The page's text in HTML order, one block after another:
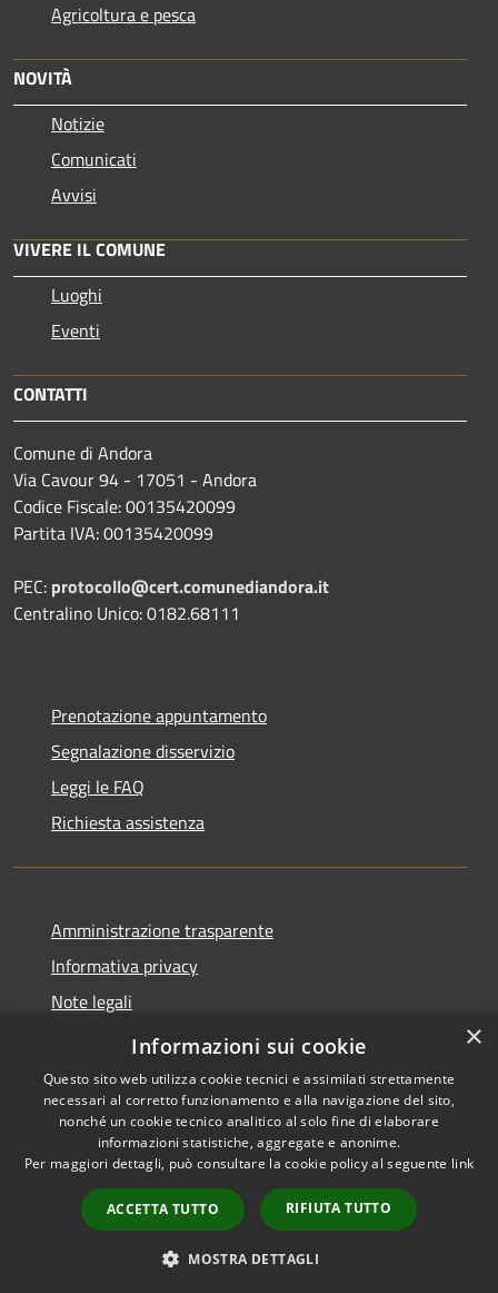
Agricoltura e pesca
NOVITÀ
Notizie
Comunicati
Avvisi
VIVERE IL COMUNE
Luoghi
Eventi
CONTATTI
Comune di Andora
Via Cavour 94 - 17051 - Andora
Codice Fiscale: 00135420099
Partita IVA: 00135420099
PEC: protocollo@cert.comunediandora.it
Centralino Unico: 0182.68111
Prenotazione appuntamento
Segnalazione disservizio
Leggi le FAQ
Richiesta assistenza
Amministrazione trasparente
Informativa privacy
Note legali
Dichiarazione di accessibilità
Accessibilità
Copyright © 2026 • Comune di
Andora • Powered by
Municipium•
Accesso
redazione
×
Informazioni sui cookie
Questo sito web utilizza cookie tecnici e assimilati strettamente
necessari al corretto funzionamento e alla navigazione del sito,
nonché un cookie tecnico analitico al solo fine di elaborare
informazioni statistiche, aggregate e anonime.
Per maggiori dettagli, può consultare la cookie policy al seguente link
ACCETTA TUTTO RIFIUTA TUTTO
MOSTRA DETTAGLI